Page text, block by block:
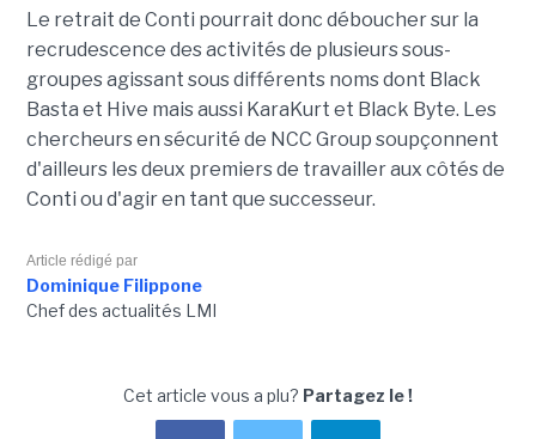
Le retrait de Conti pourrait donc déboucher sur la
recrudescence des activités de plusieurs sous-
groupes agissant sous différents noms dont Black
Basta et Hive mais aussi KaraKurt et Black Byte. Les
chercheurs en sécurité de NCC Group soupçonnent
d'ailleurs les deux premiers de travailler aux côtés de
Conti ou d'agir en tant que successeur.
Article rédigé par
Dominique Filippone
Chef des actualités LMI
Cet article vous a plu? Partagez le !